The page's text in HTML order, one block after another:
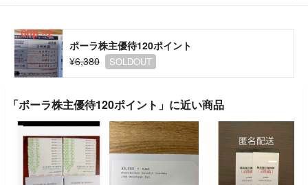
ポーラ株主優待120ポイント
¥6,380
SOLDOUT
「ポーラ株主優待120ポイント」に近い商品